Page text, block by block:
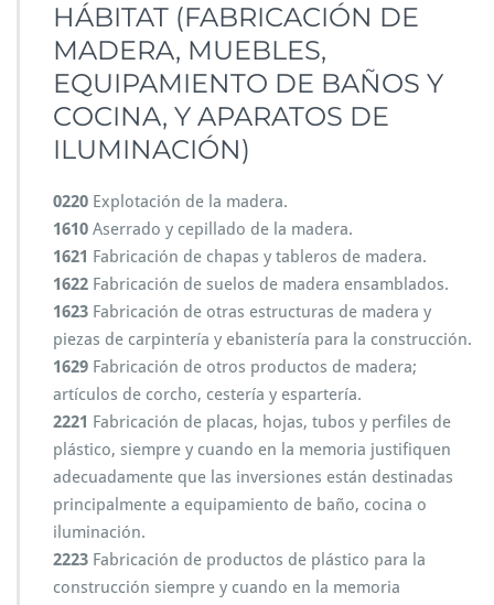
HÁBITAT (FABRICACIÓN DE
MADERA, MUEBLES,
EQUIPAMIENTO DE BAÑOS Y
COCINA, Y APARATOS DE
ILUMINACIÓN)
0220 Explotación de la madera.
1610 Aserrado y cepillado de la madera.
1621 Fabricación de chapas y tableros de madera.
1622 Fabricación de suelos de madera ensamblados.
1623 Fabricación de otras estructuras de madera y
piezas de carpintería y ebanistería para la construcción.
1629 Fabricación de otros productos de madera;
artículos de corcho, cestería y espartería.
2221 Fabricación de placas, hojas, tubos y perfiles de
plástico, siempre y cuando en la memoria justifiquen
adecuadamente que las inversiones están destinadas
principalmente a equipamiento de baño, cocina o
iluminación.
2223 Fabricación de productos de plástico para la
construcción siempre y cuando en la memoria